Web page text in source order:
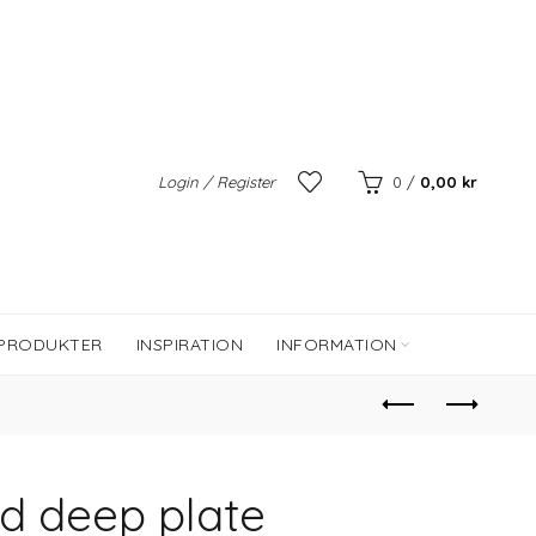
Login / Register 0 / 0,00 kr
INSPIRATION INFORMATION
deep plate